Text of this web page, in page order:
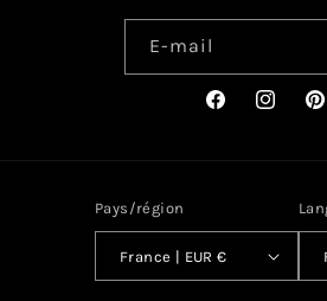
E-mail
FacebookInstagram
Pays/région
France | EUR €